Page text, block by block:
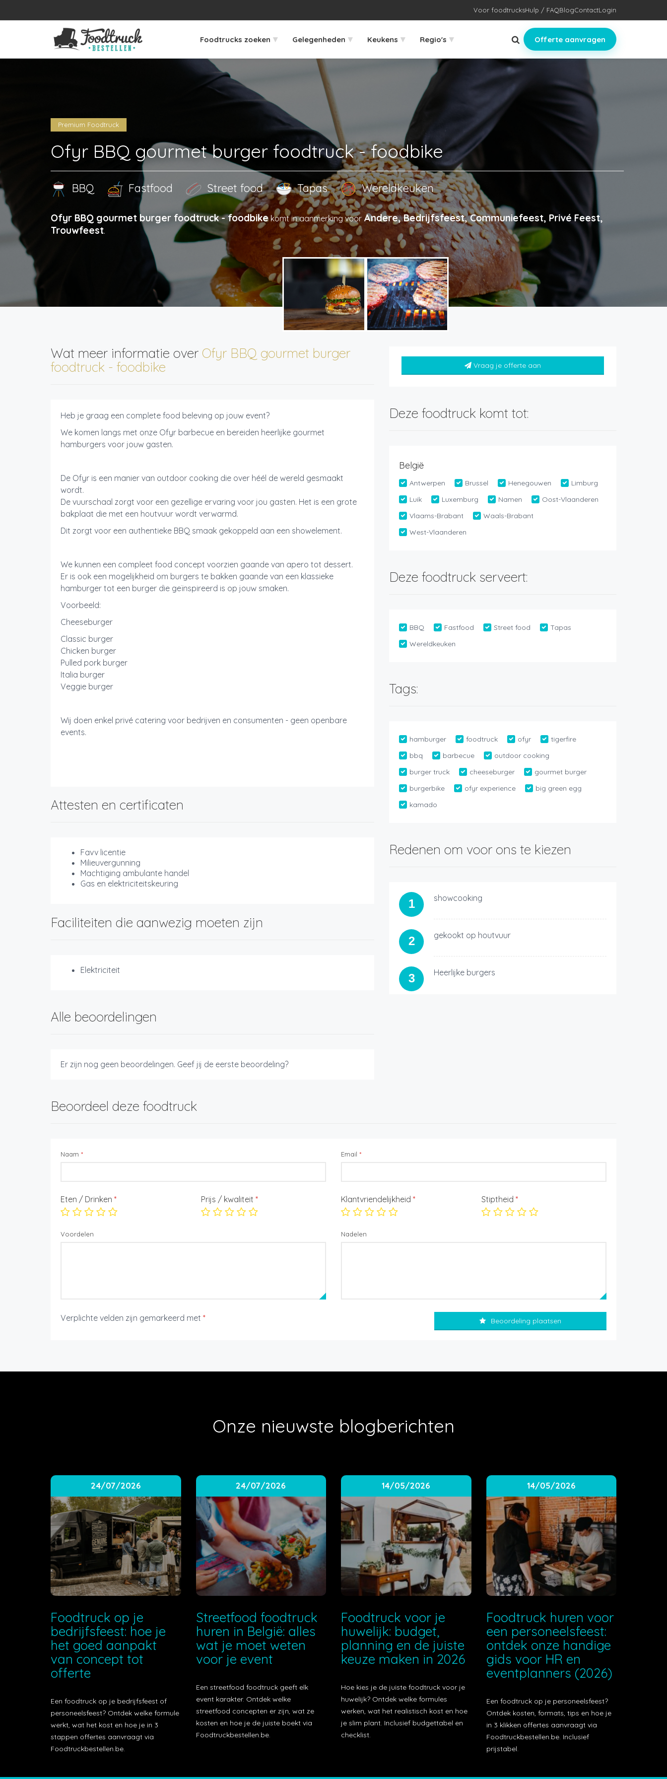
Voor foodtrucksHulp / FAQBlogContactLogin
Foodtrucks zoeken ▾ Gelegenheden ▾ Keukens ▾ Regio's ▾ Offerte aanvragen
Premium Foodtruck
Ofyr BBQ gourmet burger foodtruck - foodbike
BBQ Fastfood Street food Tapas Wereldkeuken
Ofyr BBQ gourmet burger foodtruck - foodbikekomt in aanmerking voor Andere, Bedrijfsfeest, Communiefeest, Privé Feest,
Trouwfeest.
Wat meer informatie over Ofyr BBQ gourmet burger
foodtruck - foodbike
Heb je graag een complete food beleving op jouw event?
We komen langs met onze Ofyr barbecue en bereiden heerlijke gourmet
hamburgers voor jouw gasten.
De Ofyr is een manier van outdoor cooking die over héél de wereld gesmaakt
wordt.
De vuurschaal zorgt voor een gezellige ervaring voor jou gasten. Het is een grote
bakplaat die met een houtvuur wordt verwarmd.
Dit zorgt voor een authentieke BBQ smaak gekoppeld aan een showelement.
We kunnen een compleet food concept voorzien gaande van apero tot dessert.
Er is ook een mogelijkheid om burgers te bakken gaande van een klassieke
hamburger tot een burger die geïnspireerd is op jouw smaken.
Voorbeeld:
Cheeseburger
Classic burger
Chicken burger
Pulled pork burger
Italia burger
Veggie burger
Wij doen enkel privé catering voor bedrijven en consumenten - geen openbare
events.
Attesten en certificaten
Favv licentie
Milieuvergunning
Machtiging ambulante handel
Gas en elektriciteitskeuring
Faciliteiten die aanwezig moeten zijn
Elektriciteit
Alle beoordelingen
Er zijn nog geen beoordelingen. Geef jij de eerste beoordeling?
Vraag je offerte aan
Deze foodtruck komt tot:
België
Antwerpen Brussel Henegouwen
Limburg
Luik
Luxemburg Namen
Oost-Vlaanderen
Vlaams-Brabant
Waals-Brabant
West-Vlaanderen
Deze foodtruck serveert:
BBQ Fastfood Street food
Tapas
Wereldkeuken
Tags:
hamburger foodtruck ofyr
tigerfire
bbq
barbecue
outdoor cooking
burger truck
cheeseburger
gourmet burger
burgerbike
ofyr experience
big green egg
kamado
Redenen om voor ons te kiezen
1 showcooking
2 gekookt op houtvuur
3 Heerlijke burgers
Beoordeel deze foodtruck
Naam * Email *
Eten / Drinken * Prijs / kwaliteit * Klantvriendelijkheid * Stiptheid *
Voordelen Nadelen
Verplichte velden zijn gemarkeerd met * Beoordeling plaatsen
Onze nieuwste blogberichten
24/07/2026
Foodtruck op je
bedrijfsfeest: hoe je
het goed aanpakt
van concept tot
offerte
Een foodtruck op je bedrijfsfeest of
personeelsfeest? Ontdek welke formule
werkt, wat het kost en hoe je in 3
stappen offertes aanvraagt via
Foodtruckbestellen.be.
24/07/2026
Streetfood foodtruck
huren in België: alles
wat je moet weten
voor je event
Een streetfood foodtruck geeft elk
event karakter. Ontdek welke
streetfood concepten er zijn, wat ze
kosten en hoe je de juiste boekt via
Foodtruckbestellen.be.
14/05/2026
Foodtruck voor je
huwelijk: budget,
planning en de juiste
keuze maken in 2026
Hoe kies je de juiste foodtruck voor je
huwelijk? Ontdek welke formules
werken, wat het realistisch kost en hoe
je slim plant. Inclusief budgettabel en
checklist.
14/05/2026
Foodtruck huren voor
een personeelsfeest:
ontdek onze handige
gids voor HR en
eventplanners (2026)
Een foodtruck op je personeelsfeest?
Ontdek kosten, formats, tips en hoe je
in 3 klikken offertes aanvraagt via
Foodtruckbestellen.be. Inclusief
prijstabel.